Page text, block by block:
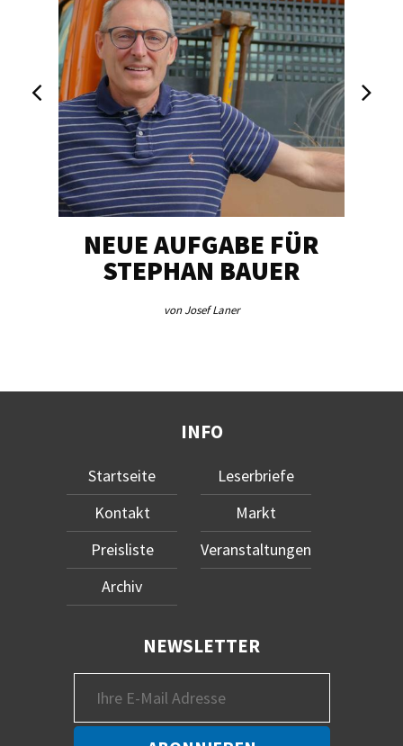
NEUE AUFGABE FÜR
STEPHAN BAUER
von Josef Laner
INFO
Startseite
Kontakt
Preisliste
Archiv
Leserbriefe
Markt
Veranstaltungen
NEWSLETTER